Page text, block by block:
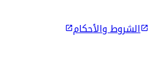
الشروط والأحكام